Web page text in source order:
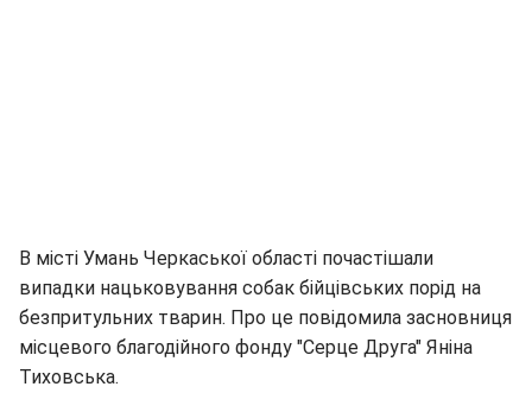
В місті Умань Черкаської області почастішали
випадки нацьковування собак бійцівських порід на
безпритульних тварин. Про це повідомила засновниця
місцевого благодійного фонду "Серце Друга" Яніна
Тиховська.